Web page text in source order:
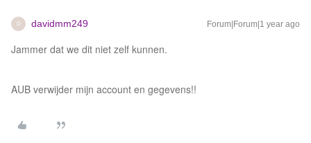
D davidmm249 Forum|Forum|1 year ago
Jammer dat we dit niet zelf kunnen.
AUB verwijder mijn account en gegevens!!